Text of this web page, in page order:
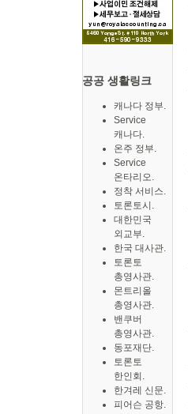
공공 생활링크
캐나다 정부.
Service
캐나다.
온주 정부.
Service
온타리오.
정착 서비스.
토론토시.
대한민국
외교부.
한국 대사관.
토론토
총영사관.
몬트리올
총영사관.
밴쿠버
총영사관.
동포재단.
토론토
한인회.
한겨레 신문.
피어슨 공항.